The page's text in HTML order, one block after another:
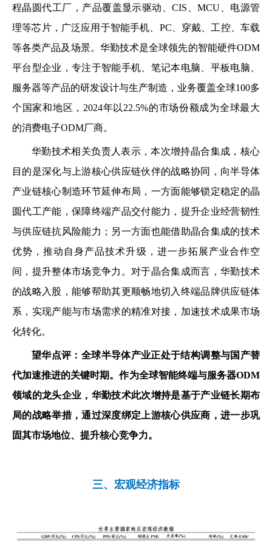
程晶圆代工厂，产品覆盖显示驱动、CIS、MCU、电源管
理等芯片，广泛应用于智能手机、PC、穿戴、工控、车载
等各类产品及场景。华勤技术是全球领先的智能硬件ODM
平台型企业，专注于智能手机、笔记本电脑、平板电脑、
服务器等产品的研发设计与生产制造，业务覆盖全球100多
个国家和地区，2024年以‌22.5%的市场份额成为全球最大
的消费电子ODM厂商‌。
华勤技术相关负责人表示，本次增持晶合集成，核心
目的是深化与上游核心供应链伙伴的战略协同，向半导体
产业链核心制造环节延伸布局，一方面能够锁定稳定的晶
圆代工产能，保障终端产品交付能力，提升企业经营韧性
与供应链抗风险能力；另一方面也能借助晶合集成的技术
优势，推动自身产品技术升级，进一步拓展产业合作空
间，提升整体市场竞争力。对于晶合集成而言，华勤技术
的战略入股，能够帮助其更顺畅地切入终端品牌供应链体
系，实现产能与市场需求的精准对接，加速技术成果市场
化转化。
望华点评： 全球半导体产业正处于结构调整与国产替
代加速推进的关键时期。作为全球智能终端与服务器ODM
领域的龙头企业，华勤技术此次增持是基于产业链长期布
局的战略举措，通过深度绑定上游核心供应商，进一步巩
固其市场地位、提升核心竞争力。
三、宏观经济指标